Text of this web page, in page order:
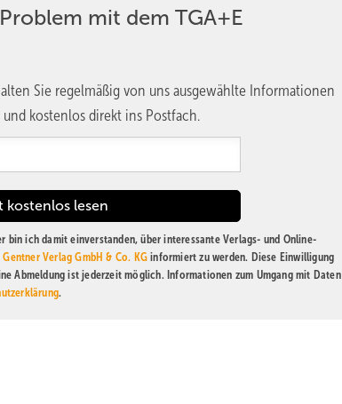
mit dem TGA+E
Sie regelmäßig von uns ausgewählte Informationen
kostenlos direkt ins Postfach.
bin ich damit einverstanden, über interessante Verlags- und Online-
Verlag GmbH & Co. KGinformiert zu werden. Diese Einwilligung
Abmeldung ist jederzeit möglich. Informationen zum Umgang mit Daten
.